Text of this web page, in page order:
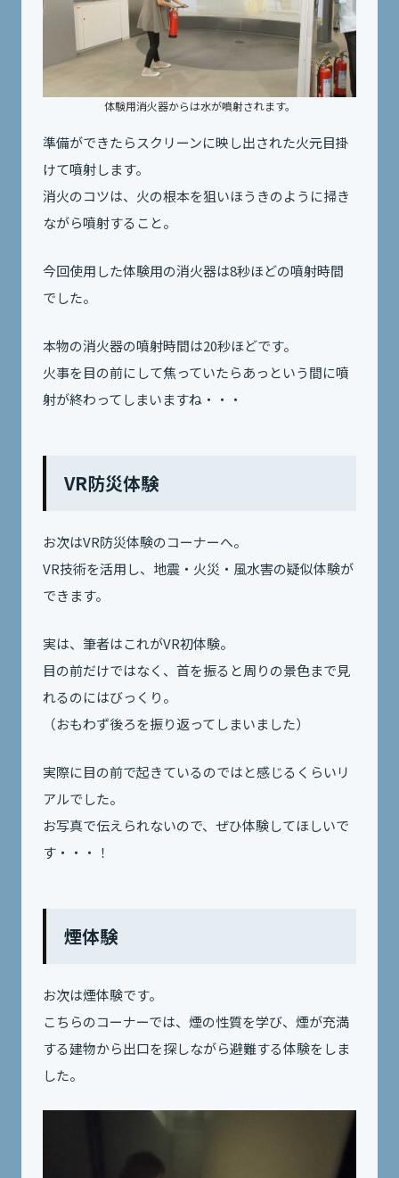
体験用消火器からは水が噴射されます。
準備ができたらスクリーンに映し出された火元目掛
けて噴射します。
消火のコツは、火の根本を狙いほうきのように掃き
ながら噴射すること。
今回使用した体験用の消火器は8秒ほどの噴射時間
でした。
本物の消火器の噴射時間は20秒ほどです。
火事を目の前にして焦っていたらあっという間に噴
射が終わってしまいますね・・・
VR防災体験
お次はVR防災体験のコーナーへ。
VR技術を活用し、地震・火災・風水害の疑似体験が
できます。
実は、筆者はこれがVR初体験。
目の前だけではなく、首を振ると周りの景色まで見
れるのにはびっくり。
（おもわず後ろを振り返ってしまいました）
実際に目の前で起きているのではと感じるくらいリ
アルでした。
お写真で伝えられないので、ぜひ体験してほしいで
す・・・！
煙体験
お次は煙体験です。
こちらのコーナーでは、煙の性質を学び、煙が充満
する建物から出口を探しながら避難する体験をしま
した。